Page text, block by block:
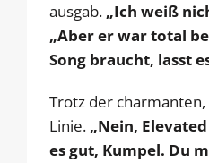
ausgab. „Ich weiß
„Aber er war total
Song braucht, lasst
Trotz der
Linie. „Nein,
es gut, Kumpel. Du